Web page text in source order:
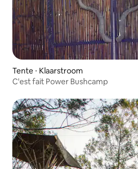
Tente ⋅ Klaarstroom
C'est fait Power Bushcamp